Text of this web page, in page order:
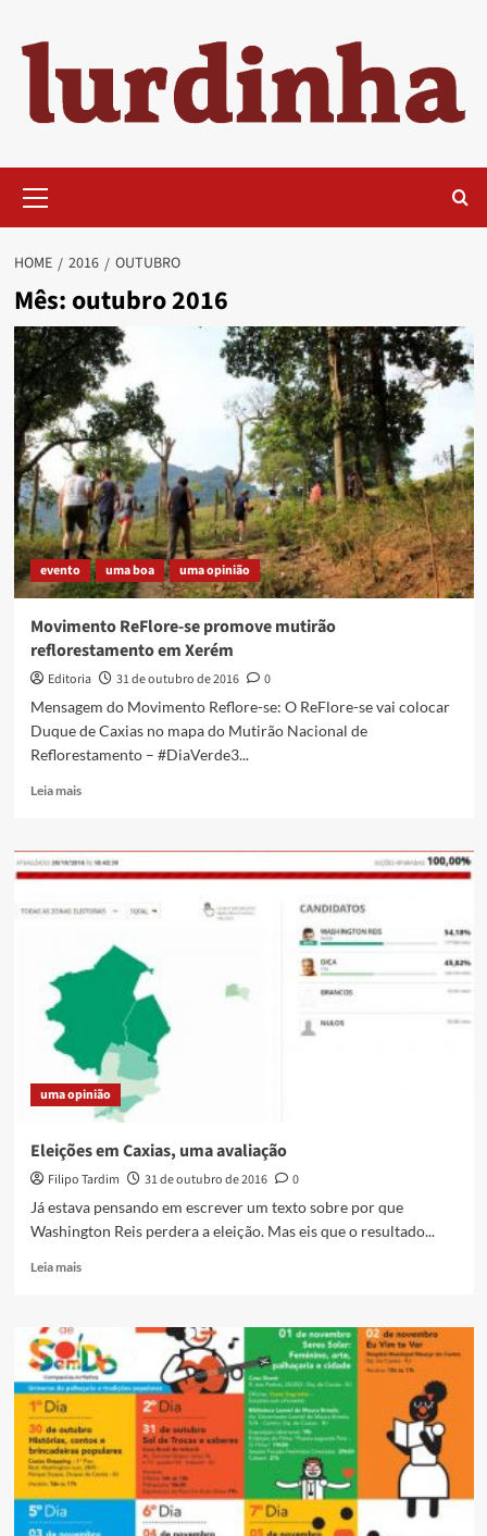
content
Menu
HOME 2016 OUTUBRO
Mês: outubro 2016
evento uma boa uma opinião
Movimento ReFlore-se promove mutirão
reflorestamento em Xerém
Editoria 31 de outubro de 2016
0
Mensagem do Movimento Reflore-se: O ReFlore-se vai colocar
Duque de Caxias no mapa do Mutirão Nacional de
Reflorestamento – #DiaVerde3...
Leia maisRead
Movimento
ReFlore-
promove
reflorestamento
em
uma opinião
Eleições em Caxias, uma avaliação
Filipo Tardim 31 de outubro de 2016
0
Já estava pensando em escrever um texto sobre por que
Washington Reis perdera a eleição. Mas eis que o resultado...
Leia maisRead
em
Caxias,
uma